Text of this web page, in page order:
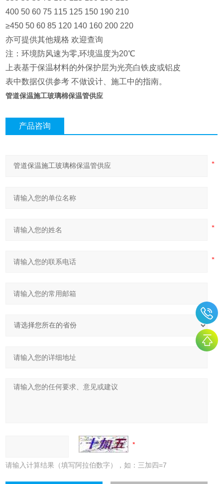
400 50 60 75 115 125 150 190 210
≥450 50 60 85 120 140 160 200 220
亦可提供其他规格 欢迎查询
注：环境防风速为零,环境温度为20℃
上表基于保温材料的外保护层为光亮白铁皮或铝皮
表中数据仅供参考 不做设计、施工中的指南。
管道保温施工玻璃棉保温管供应
产品咨询
请输入计算结果（填写阿拉伯数字），如：三加四=7